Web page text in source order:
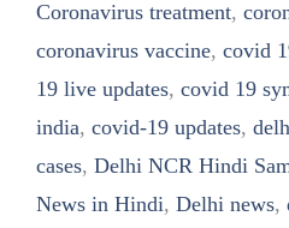
Coronavirus treatment,
coronavirus vaccine, covid
19 live updates, covid 19
india, covid-19 updates,
cases, Delhi NCR Hindi
News in Hindi, Delhi news,